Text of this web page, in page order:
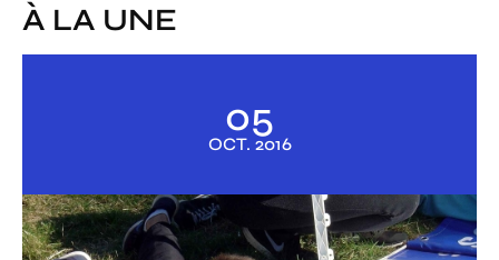
À LA UNE
05
OCT. 2016